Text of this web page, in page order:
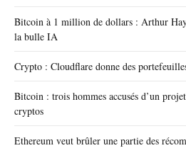
Bitcoin à 1 million de dollars : Arthur
la bulle IA
Crypto : Cloudflare donne des
Bitcoin : trois hommes accusés d’un
cryptos
Ethereum veut brûler une partie des